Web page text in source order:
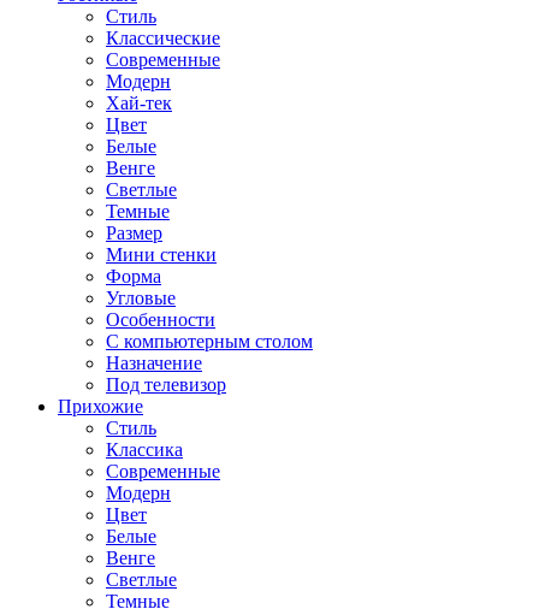
Стиль
Классические
Современные
Модерн
Хай-тек
Цвет
Белые
Венге
Светлые
Темные
Размер
Мини стенки
Форма
Угловые
Особенности
С компьютерным столом
Назначение
Под телевизор
Прихожие
Стиль
Классика
Современные
Модерн
Цвет
Белые
Венге
Светлые
Темные